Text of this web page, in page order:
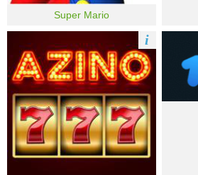
Super Mario
i